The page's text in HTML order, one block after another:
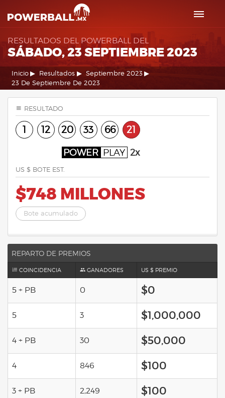
RESULTADOS DEL POWERBALL DEL
SÁBADO, 23 SEPTIEMBRE 2023
Inicio Resultados
Septiembre 2023
23 De Septiembre De 2023
RESULTADO
1 12 20 33 66 21
POWER PLAY 2x
US $ BOTE EST.
$748 MILLONES
Bote acumulado
REPARTO DE PREMIOS
COINCIDENCIA GANADORES US $ PREMIO
5 + PB 0 $0
5 3 $1,000,000
4 + PB 30 $50,000
4 846 $100
3 + PB 2,249 $100